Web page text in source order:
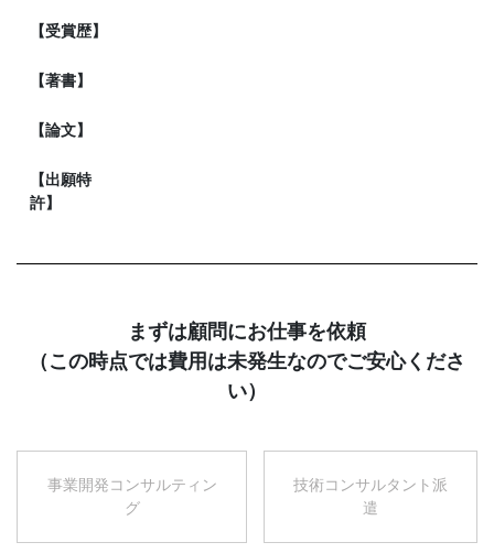
【受賞歴】
【著書】
【論文】
【出願特
許】
まずは顧問にお仕事を依頼
（この時点では費用は未発生なのでご安心くださ
い）
事業開発コンサルティン
グ
技術コンサルタント派
遣